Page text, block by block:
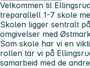
Velkommen til
treparallell 1-7 skole
Skolen ligger sentralt
omgivelser med
Som skole har vi en
rollen tar vi på
samarbeid med de